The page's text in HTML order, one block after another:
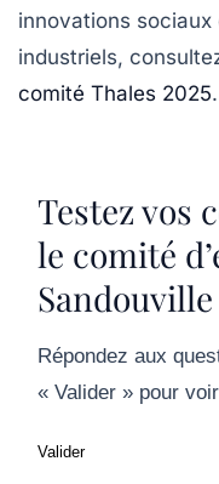
innovations sociaux
industriels,
comité Thales 2025.
Testez vos
le comité
Sandouville
Répondez aux
« Valider » pour
Valider